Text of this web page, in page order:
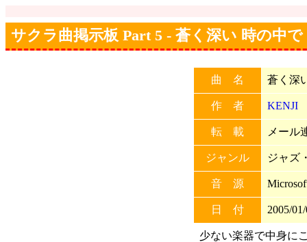
サクラ曲掲示板 Part 5 - 蒼く深い 時の中で
曲 名 蒼く深
作 者 KENJI
転 載 メール
ジャンル ジャズ
音 源
日 付 2005/
少ない楽器で中身に